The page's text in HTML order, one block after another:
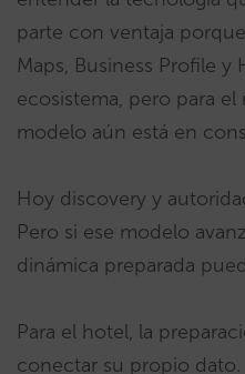
parte con ventaja
Maps, Business Profile
ecosistema, pero para
modelo aún está en
Hoy discovery y
Pero si ese modelo
dinámica preparada
Para el hotel, la
conectar su propio dato.